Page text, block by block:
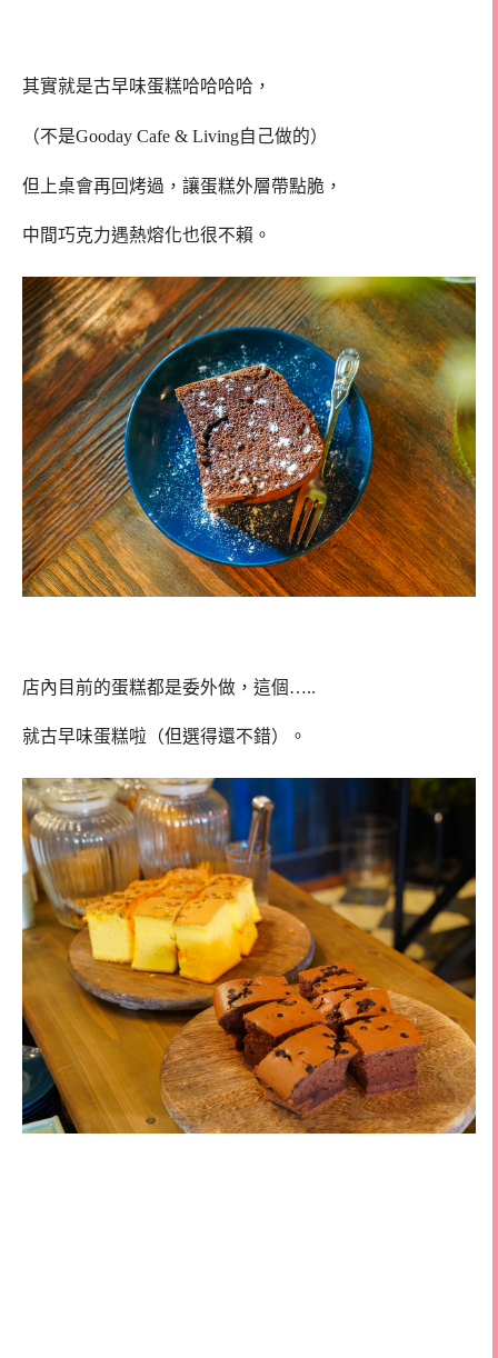
其實就是古早味蛋糕哈哈哈哈，
（不是Gooday Cafe & Living自己做的）
但上桌會再回烤過，讓蛋糕外層帶點脆，
中間巧克力遇熱熔化也很不賴。
店內目前的蛋糕都是委外做，這個…..
就古早味蛋糕啦（但選得還不錯）。